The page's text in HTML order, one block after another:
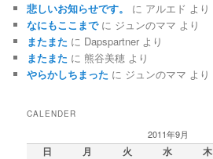
悲しいお知らせです。 に アルエド より
なにもここまでに ジュンのママ より
またまた に Dapspartner より
またまた に 熊谷美穂 より
やらかしちまった に ジュンのママ より
CALENDER
2011年9月
日 月 火 水 木